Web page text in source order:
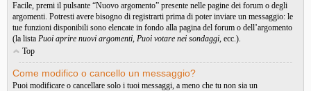
Facile, premi il pulsante “Nuovo argomento” presente nelle pagine dei forum o degli
argomenti. Potresti avere bisogno di registrarti prima di poter inviare un messaggio: le
tue funzioni disponibili sono elencate in fondo alla pagina del forum o dell’argomento
(la lista Puoi aprire nuovi argomenti, Puoi votare nei sondaggi, ecc.).
Top
Come modifico o cancello un messaggio?
Puoi modificare o cancellare solo i tuoi messaggi, a meno che tu non sia un